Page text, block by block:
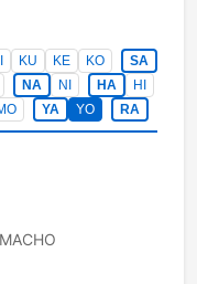
KU KE KO
SA
NA NI HA
HI
YA YO RA